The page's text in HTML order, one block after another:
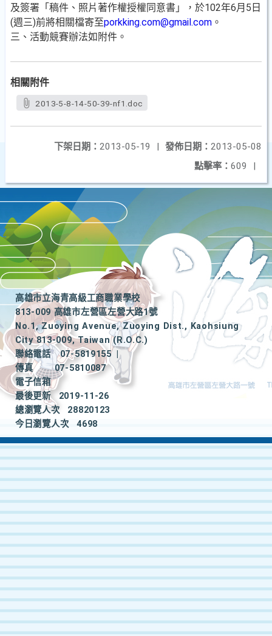
及簽署「稿件、照片著作權授權同意書」，於102年6月5日
(週三)前將相關檔寄至porkking.com@gmail.com 。
三、活動競賽辦法如附件。
相關附件
2013-5-8-14-50-39-nf1.doc
發佈日期： 2013-05-08
下架日期： 2013-05-19
|
點擊率： 609 |
高雄市立海青高級工商職業學校
813-009 高雄市左營區左營大路1號
No.1, Zuoying Avenue, Zuoying Dist., Kaohsiung
City 813-009, Taiwan (R.O.C.)
聯絡電話
07-5819155
|
傳真
07-5810087
電子信箱
最後更新
2019-11-26
總瀏覽人次
28820123
今日瀏覽人次
4698